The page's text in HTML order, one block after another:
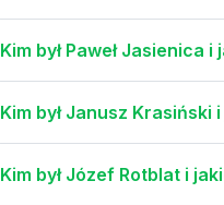
Kim był Paweł Jasienica
Kim był Janusz Krasiński
Kim był Józef Rotblat i